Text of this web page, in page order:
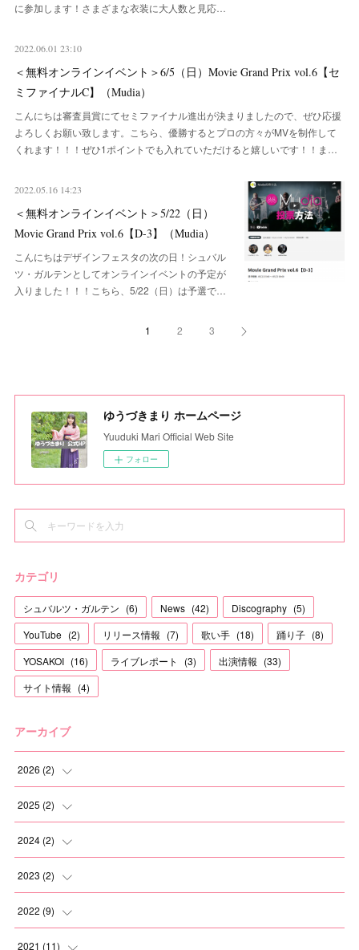
に参加します！さまざまな衣装に大人数と見応…
2022.06.01 23:10
＜無料オンラインイベント＞6/5（日）Movie Grand Prix vol.6【セ
ミファイナルC】（Mudia）
こんにちは審査員賞にてセミファイナル進出が決まりましたので、ぜひ応援
よろしくお願い致します。こちら、優勝するとプロの方々がMVを制作して
くれます！！！ぜひ1ポイントでも入れていただけると嬉しいです！！ま…
2022.05.16 14:23
＜無料オンラインイベント＞5/22（日）
Movie Grand Prix vol.6【D-3】（Mudia）
こんにちはデザインフェスタの次の日！シュバル
ツ・ガルテンとしてオンラインイベントの予定が
入りました！！！こちら、5/22（日）は予選で…
1 2 3
ゆうづきまり ホームページ
Yuuduki Mari Official Web Site
フォロー
カテゴリ
シュバルツ・ガルテン (6) News (42) Discography (5)
YouTube (2) リリース情報 (7) 歌い手 (18) 踊り子 (8)
YOSAKOI (16) ライブレポート (3) 出演情報 (33)
サイト情報 (4)
アーカイブ
2026 (2)
( )
( )
2025 (2)
( )
( )
2024 (2)
( )
( )
2023 (2)
( )
(1
2022 (9)
(1
2021 (11)